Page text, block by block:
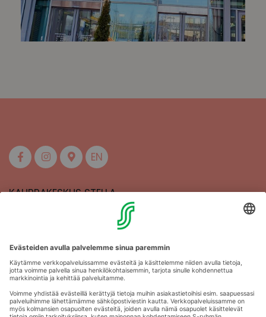
EN
KAUPPAKESKUS STELLA
Aukioloajat
Anna palautetta
Kartat